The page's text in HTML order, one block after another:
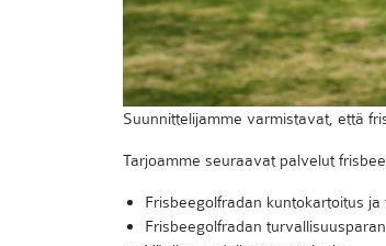
Suunnittelijamme varmistavat, että
Tarjoamme seuraavat palvelut
Frisbeegolfradan kuntokartoitus
Frisbeegolfradan